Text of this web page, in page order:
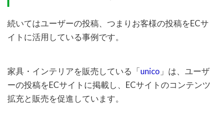
続いてはユーザーの投稿、つまりお客様の投稿をECサ
イトに活用している事例です。
家具・インテリアを販売している「unico 」は、ユーザ
ーの投稿をECサイトに掲載し、ECサイトのコンテンツ
拡充と販売を促進しています。